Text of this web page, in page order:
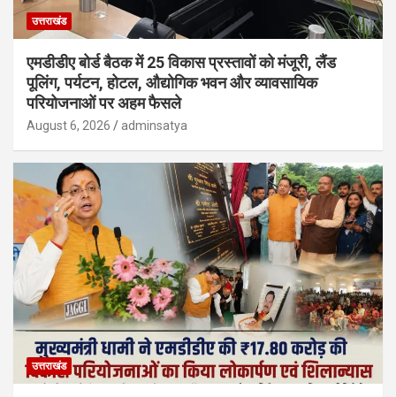
उत्तराखंड
एमडीडीए बोर्ड बैठक में 25 विकास प्रस्तावों को मंजूरी, लैंड
पूलिंग, पर्यटन, होटल, औद्योगिक भवन और व्यावसायिक
परियोजनाओं पर अहम फैसले
August 6, 2026 adminsatya
उत्तराखंड